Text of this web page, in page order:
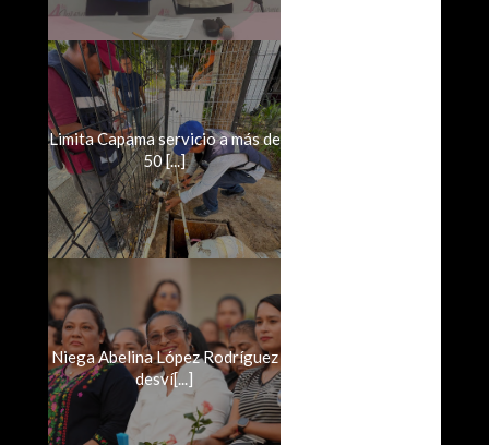
Limita Capama servicio a más de
50 [...]
Niega Abelina López Rodríguez
desví[...]